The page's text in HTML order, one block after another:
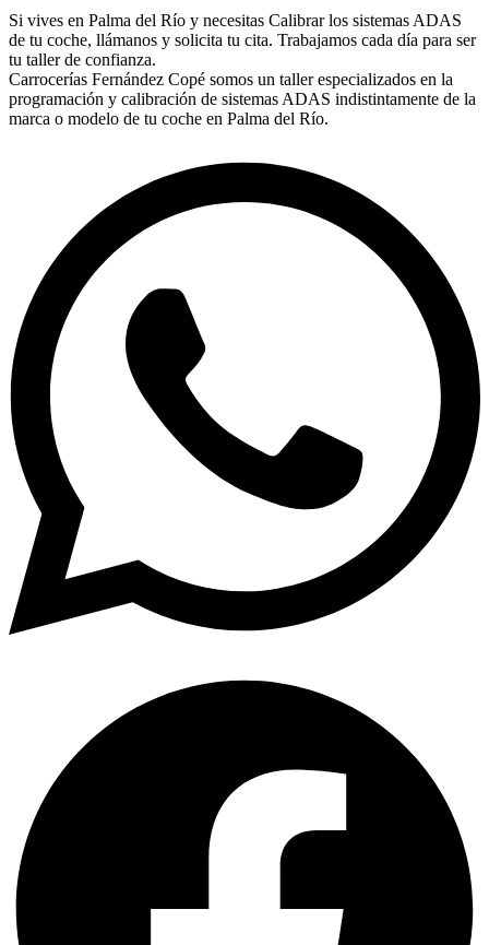
Si vives en Palma del Río y necesitas Calibrar los sistemas ADAS
de tu coche, llámanos y solicita tu cita. Trabajamos cada día para ser
tu taller de confianza.
Carrocerías Fernández Copé somos un taller especializados en la
programación y calibración de sistemas ADAS indistintamente de la
marca o modelo de tu coche en Palma del Río.